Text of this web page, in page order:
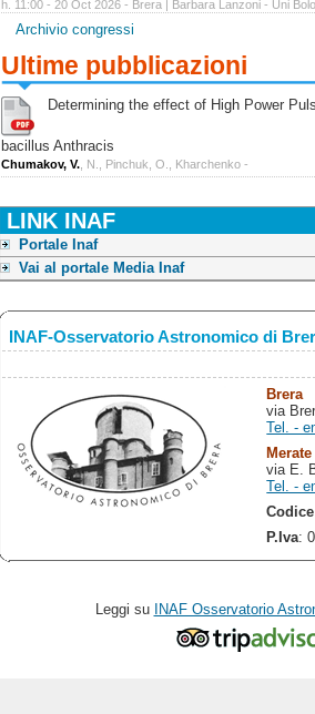
h. 11:00 - 20 Oct 2026 - Brera | Barbara Lanzoni - Uni
Archivio congressi
Ultime pubblicazioni
Determining the effect of High Power
bacillus Anthracis
Chumakov, V. , N., Pinchuk, O., Kharchenko -
LINK INAF
Portale Inaf
Vai al portale Media Inaf
INAF-Osservatorio Astronomico di
Brera
via
Tel. -
Merate
via E.
Tel. -
P.Iva:
Leggi su INAF Osservatorio